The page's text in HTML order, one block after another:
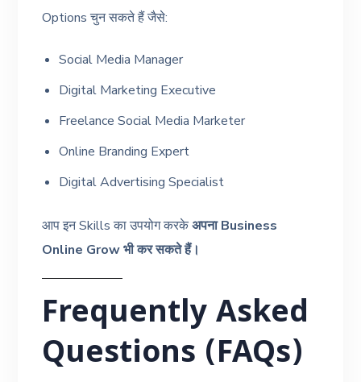
Options चुन सकते हैं जैसे:
Social Media Manager
Digital Marketing Executive
Freelance Social Media Marketer
Online Branding Expert
Digital Advertising Specialist
आप इन Skills का उपयोग करकेअपना Business
Online Grow भी कर सकते हैं।
Frequently Asked
Questions (FAQs)